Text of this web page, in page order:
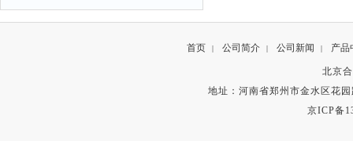
首页 | 公司简介 | 公司新闻 | 产品
北京
地址：河南省郑州市金水区花
京ICP备